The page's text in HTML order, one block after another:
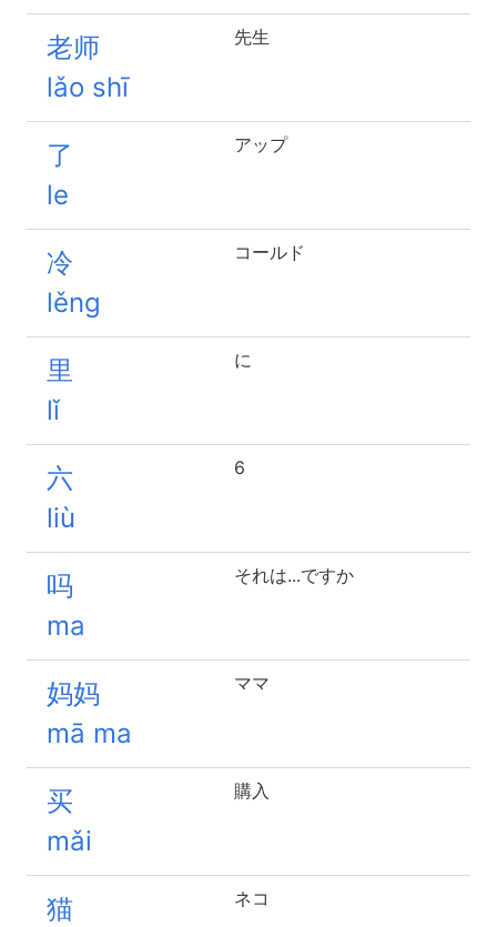
老师
lǎo shī
先生
了
le
アップ
冷
lěng
コールド
里
lǐ
に
六
liù
6
吗
ma
それは...ですか
妈妈
mā ma
ママ
买
mǎi
購入
猫 ネコ